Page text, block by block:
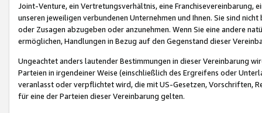
Joint-Venture, ein Vertretungsverhältnis, eine Franchisevereinbarung,
unseren jeweiligen verbundenen Unternehmen und Ihnen. Sie sind
oder Zusagen abzugeben oder anzunehmen. Wenn Sie eine andere
ermöglichen, Handlungen in Bezug auf den Gegenstand dieser
Ungeachtet anders lautender Bestimmungen in dieser Vereinbarung
Parteien in irgendeiner Weise (einschließlich des Ergreifens oder
veranlasst oder verpflichtet wird, die mit US-Gesetzen, Vorschriften,
für eine der Parteien dieser Vereinbarung gelten.